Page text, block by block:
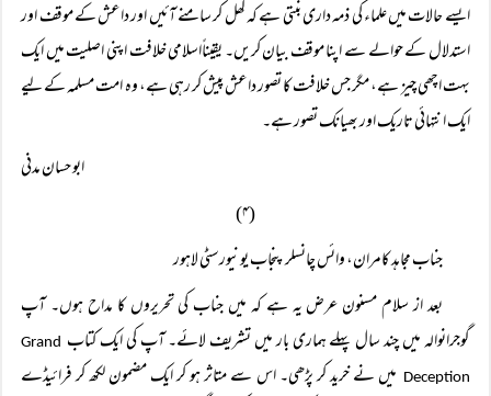
ایسے حالات میں علماء کی ذمہ داری بنتی ہے کہ کھل کر سامنے آئیں اور داعش کے موقف اور
استدلال کے حوالے سے اپنا موقف بیان کریں۔ یقیناًاسلامی خلافت اپنی اصلیت میں ایک
بہت اچھی چیز ہے، مگر جس خلافت کا تصور داعش پیش کر رہی ہے، وہ امت مسلمہ کے لیے
ایک انتہائی تاریک اور بھیانک تصور ہے۔
ابو حسان مدنی
(۴)
جناب مجاہد کامران، وائس چانسلر پنجاب یونیورسٹی لاہور
بعد از سلام مسنون عرض یہ ہے کہ میں جناب کی تحریروں کا مداح ہوں۔ آپ
گوجرانوالہ میں چند سال پہلے ہماری بار میں تشریف لائے۔ آپ کی ایک کتاب Grand
Deception میں نے خرید کر پڑھی۔ اس سے متاثر ہو کر ایک مضمون لکھ کر فرائیڈے